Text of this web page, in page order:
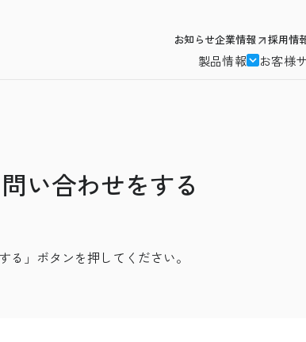
お知らせ企業情報 採用情
製品情報 お客様
い合わせをする
」ボタンを押してください。